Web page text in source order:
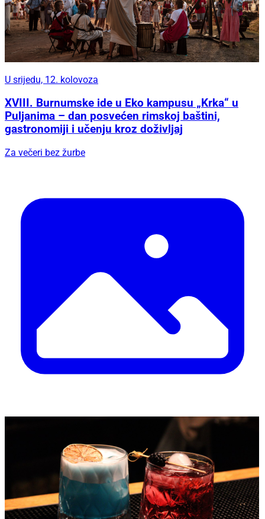
U srijedu, 12. kolovoza
XVIII. Burnumske ide u Eko kampusu „Krka“ u
Puljanima – dan posvećen rimskoj baštini,
gastronomiji i učenju kroz doživljaj
Za večeri bez žurbe